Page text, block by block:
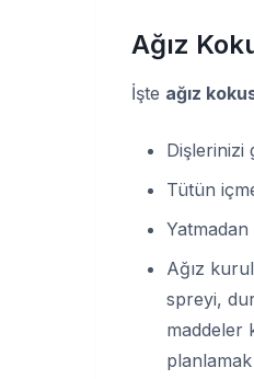
Ağız
İşte ağız
Dişlerinizi
Tütün
Ağız
spreyi,
maddeler